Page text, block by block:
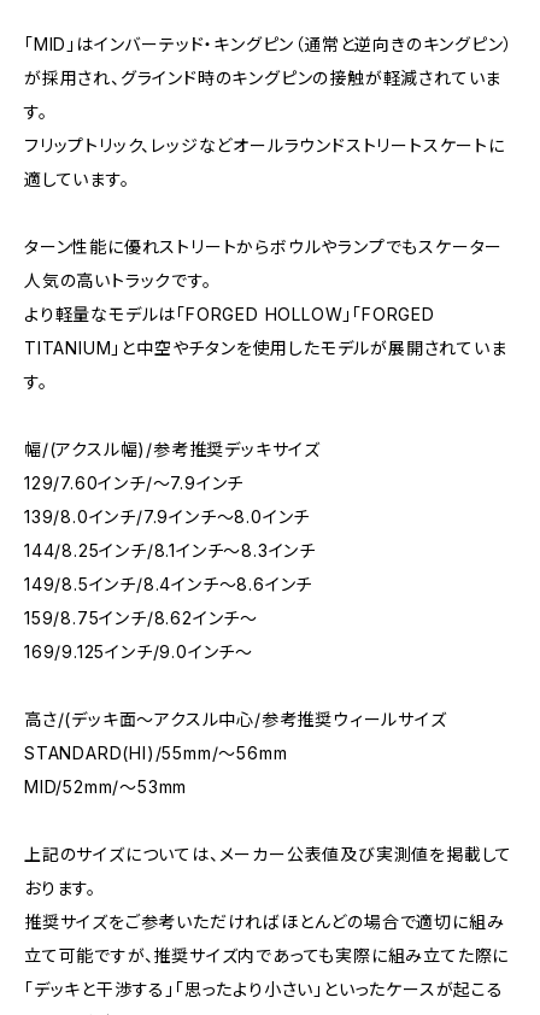
「MID」はインバーテッド・キングピン（通常と逆向きのキングピン）
が採用され、グラインド時のキングピンの接触が軽減されていま
す。
フリップトリック、レッジなどオールラウンドストリートスケートに
適しています。
ターン性能に優れストリートからボウルやランプでもスケーター
人気の高いトラックです。
より軽量なモデルは「FORGED HOLLOW」「FORGED
TITANIUM」と中空やチタンを使用したモデルが展開されていま
す。
幅/(アクスル幅)/参考推奨デッキサイズ
129/7.60インチ/〜7.9インチ
139/8.0インチ/7.9インチ〜8.0インチ
144/8.25インチ/8.1インチ〜8.3インチ
149/8.5インチ/8.4インチ〜8.6インチ
159/8.75インチ/8.62インチ〜
169/9.125インチ/9.0インチ〜
高さ/(デッキ面〜アクスル中心/参考推奨ウィールサイズ
STANDARD(HI)/55mm/〜56mm
MID/52mm/〜53mm
上記のサイズについては、メーカー公表値及び実測値を掲載して
おります。
推奨サイズをご参考いただければほとんどの場合で適切に組み
立て可能ですが、推奨サイズ内であっても実際に組み立てた際に
「デッキと干渉する」「思ったより小さい」といったケースが起こる